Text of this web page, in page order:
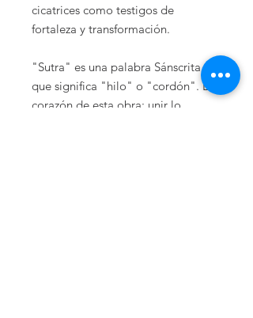
cicatrices como testigos de
fortaleza y transformación.
"Sutra" es una palabra Sánscrita
que significa "hilo" o "cordón". El
corazón de esta obra: unir lo